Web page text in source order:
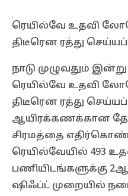
ரெயில்வே உதவி
திடீரென ரத்து
நாடு முழுவதும்
ரெயில்வே உதவி
திடீரென ரத்து
ஆயிரக்கணக்கான
சிரமத்தை
ரெயில்வேயில் 493
பணியிடங்களுக்கு
ஷிஃப்ட் முறையில்